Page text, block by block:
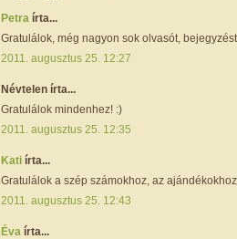
Petra írta...
Gratulálok, még nagyon sok olvasót,
2011. augusztus 25. 12:27
Névtelen írta...
Gratulálok mindenhez! :)
2011. augusztus 25. 12:35
Kati írta...
Gratulálok a szép számokhoz, az
2011. augusztus 25. 12:43
Éva írta...